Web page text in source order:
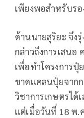
เพียงพอสำหรับร
ด้านนายสุริยะ จึง
กล่าวถึงการเสนอ
เพื่อทําโครงการ
ขาดแคลนปุ๋ยจาก
วิชาการเกษตรได้
แต่เมื่อวันที่ 18 พ.